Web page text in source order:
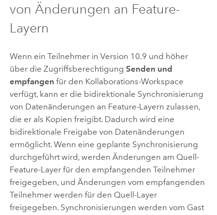
von Änderungen an Feature-
Layern
Wenn ein Teilnehmer in Version 10.9 und höher
über die Zugriffsberechtigung Senden und
empfangen für den Kollaborations-Workspace
verfügt, kann er die bidirektionale Synchronisierung
von Datenänderungen an Feature-Layern zulassen,
die er als Kopien freigibt. Dadurch wird eine
bidirektionale Freigabe von Datenänderungen
ermöglicht. Wenn eine geplante Synchronisierung
durchgeführt wird, werden Änderungen am Quell-
Feature-Layer für den empfangenden Teilnehmer
freigegeben, und Änderungen vom empfangenden
Teilnehmer werden für den Quell-Layer
freigegeben. Synchronisierungen werden vom Gast